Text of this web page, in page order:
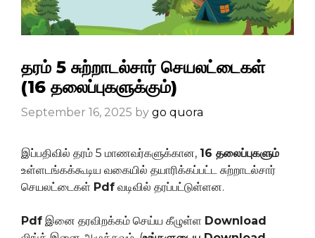
தரம் 5 சுற்றாடல்சார் செயலட்டைகள்
(16 தலைப்புகளுக்கும்)
September 16, 2025 by go quora
இப்பதிவில் தரம் 5 மாணவர்களுக்கான, 16 தலைப்புகளும்
உள்ளடங்கக்கூடிய வகையில் தயாரிக்கப்பட்ட சுற்றாடல்சார்
செயலட்டைகள் Pdf வடிவில் தரப்பட்டுள்ளன.
Pdf இனை தரவிறக்கம் செய்ய கீழுள்ள Download